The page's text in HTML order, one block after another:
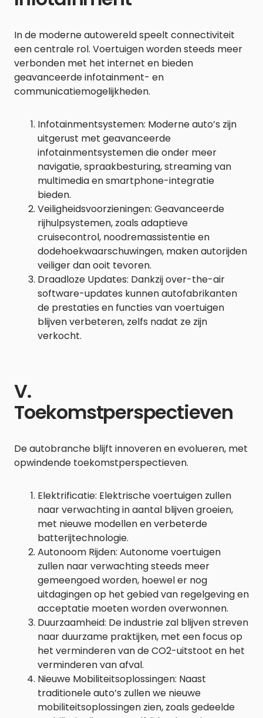
In de moderne autowereld speelt connectiviteit
een centrale rol. Voertuigen worden steeds meer
verbonden met het internet en bieden
geavanceerde infotainment- en
communicatiemogelijkheden.
Infotainmentsystemen: Moderne auto’s zijn
uitgerust met geavanceerde
infotainmentsystemen die onder meer
navigatie, spraakbesturing, streaming van
multimedia en smartphone-integratie
bieden.
Veiligheidsvoorzieningen: Geavanceerde
rijhulpsystemen, zoals adaptieve
cruisecontrol, noodremassistentie en
dodehoekwaarschuwingen, maken autorijden
veiliger dan ooit tevoren.
Draadloze Updates: Dankzij over-the-air
software-updates kunnen autofabrikanten
de prestaties en functies van voertuigen
blijven verbeteren, zelfs nadat ze zijn
verkocht.
V.
Toekomstperspectieven
De autobranche blijft innoveren en evolueren, met
opwindende toekomstperspectieven.
Elektrificatie: Elektrische voertuigen zullen
naar verwachting in aantal blijven groeien,
met nieuwe modellen en verbeterde
batterijtechnologie.
Autonoom Rijden: Autonome voertuigen
zullen naar verwachting steeds meer
gemeengoed worden, hoewel er nog
uitdagingen op het gebied van regelgeving en
acceptatie moeten worden overwonnen.
Duurzaamheid: De industrie zal blijven streven
naar duurzame praktijken, met een focus op
het verminderen van de CO2-uitstoot en het
verminderen van afval.
Nieuwe Mobiliteitsoplossingen: Naast
traditionele auto’s zullen we nieuwe
mobiliteitsoplossingen zien, zoals gedeelde